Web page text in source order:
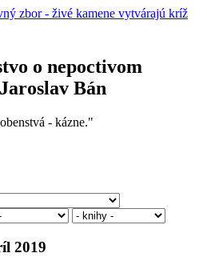
o nepoctivom
Bán
- kázne."
2019